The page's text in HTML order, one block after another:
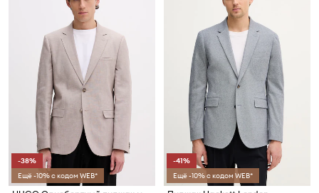
-38%
Ещё -10% с кодом WEB*
-41%
Ещё -10% с кодом WEB*